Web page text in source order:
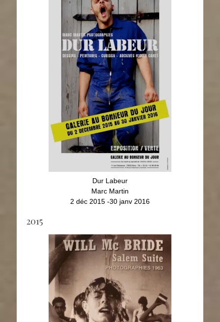
Dur Labeur
Marc Martin
2 déc 2015 -30 janv 2016
Marc Martin
2 déc 2015 -30 janv 2016
2015
Will McBride
Salem suite
11 mars - 24 avril 2015